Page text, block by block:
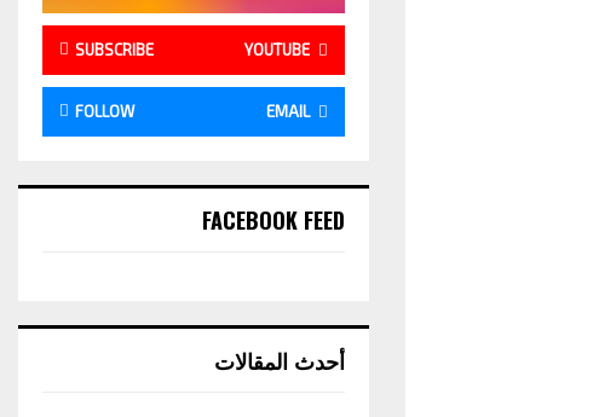
YOUTUBE
SUBSCRIBE
EMAIL
FOLLOW
FACEBOOK FEED
أحدث المقالات